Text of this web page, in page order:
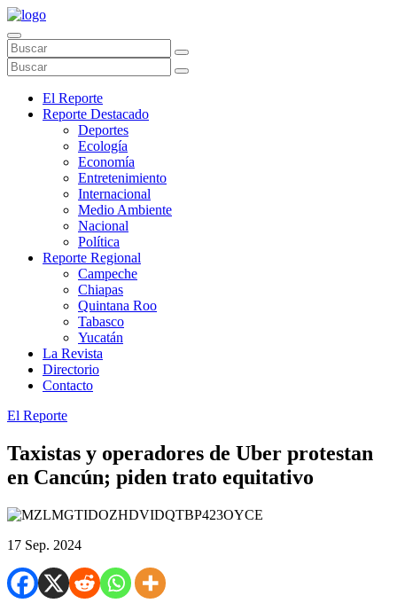
El Reporte
Reporte Destacado
Deportes
Ecología
Economía
Entretenimiento
Internacional
Medio Ambiente
Nacional
Política
Reporte Regional
Campeche
Chiapas
Quintana Roo
Tabasco
Yucatán
La Revista
Directorio
Contacto
El Reporte
Taxistas y operadores de Uber protestan
en Cancún; piden trato equitativo
17 Sep. 2024